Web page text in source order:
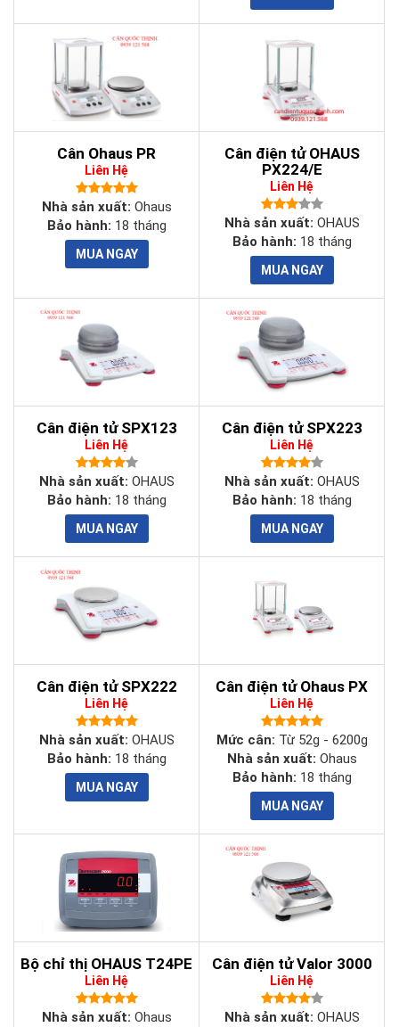
Lên tới 3mV/V
Kích thước 262 x 76 x 149 mm
Trọng lượng 3.5 kg
Nhiệt độ hoạt
động
-10°C - 40°C
100-240 VAC / 50-60 Hz/ Pin sạc
Cổng giao
RS232 (bao gồm)
External Input (bao gồm)
Second RS232 (lựa chọn)
RS485/RS422 (lựa chọn)
Cân Ohaus PR
Liên Hệ
Nhà sản xuất: Ohaus
Bảo hành: 18 tháng
Cân điện tử OHAUS
PX224/E
Liên Hệ
Nhà sản xuất: OHAUS
Bảo hành: 18 tháng
Cân điện tử SPX123
Liên Hệ
Nhà sản xuất: OHAUS
Bảo hành: 18 tháng
Cân điện tử SPX223
Liên Hệ
Nhà sản xuất: OHAUS
Bảo hành: 18 tháng
Cân điện tử SPX222
Liên Hệ
Nhà sản xuất: OHAUS
Bảo hành: 18 tháng
Cân điện tử Ohaus PX
Liên Hệ
Mức cân: Từ 52g - 6200g
Nhà sản xuất: Ohaus
Bảo hành: 18 tháng
Bộ chỉ thị OHAUS T24PE
Liên Hệ
Nhà sản xuất: Ohaus
Cân điện tử Valor 3000
Liên Hệ
Nhà sản xuất: OHAUS